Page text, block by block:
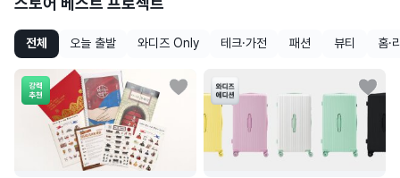
전체 오늘 출발 와디즈 Only 테크·가전 패션 뷰티 홈·